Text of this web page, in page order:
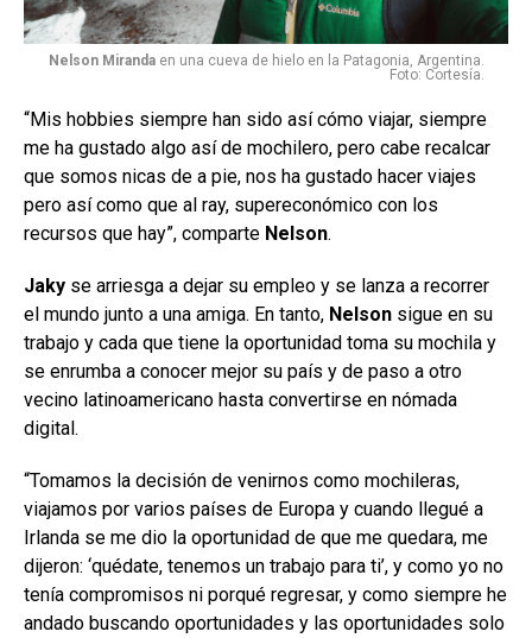
Nelson Miranda en una cueva de hielo en la Patagonia, Argentina.
Foto: Cortesía.
“Mis hobbies siempre han sido así cómo viajar, siempre
me ha gustado algo así de mochilero, pero cabe recalcar
que somos nicas de a pie, nos ha gustado hacer viajes
pero así como que al ray, supereconómico con los
recursos que hay”, comparte Nelson.
Jaky se arriesga a dejar su empleo y se lanza a recorrer
el mundo junto a una amiga. En tanto, Nelson sigue en su
trabajo y cada que tiene la oportunidad toma su mochila y
se enrumba a conocer mejor su país y de paso a otro
vecino latinoamericano hasta convertirse en nómada
digital.
“Tomamos la decisión de venirnos como mochileras,
viajamos por varios países de Europa y cuando llegué a
Irlanda se me dio la oportunidad de que me quedara, me
dijeron: ‘quédate, tenemos un trabajo para ti’, y como yo no
tenía compromisos ni porqué regresar, y como siempre he
andado buscando oportunidades y las oportunidades solo